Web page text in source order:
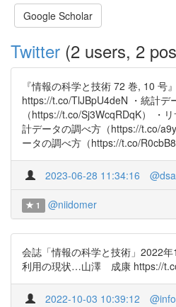
Google Scholar
Twitter (2 users, 2
『情報の科学と技術 72 巻, 10 号
https://t.co/TlJBpU4deN ・統計デ
（https://t.co/Sj3WcqRDqK） ・
計データの調べ方（https://t.co/
ータの調べ方（https://t.co/
2023-06-28 11:34:16
1 @niidomer
会誌「情報の科学と技術」2022
利用の現状…山澤 成康 https://
2022-10-03 10:39:12